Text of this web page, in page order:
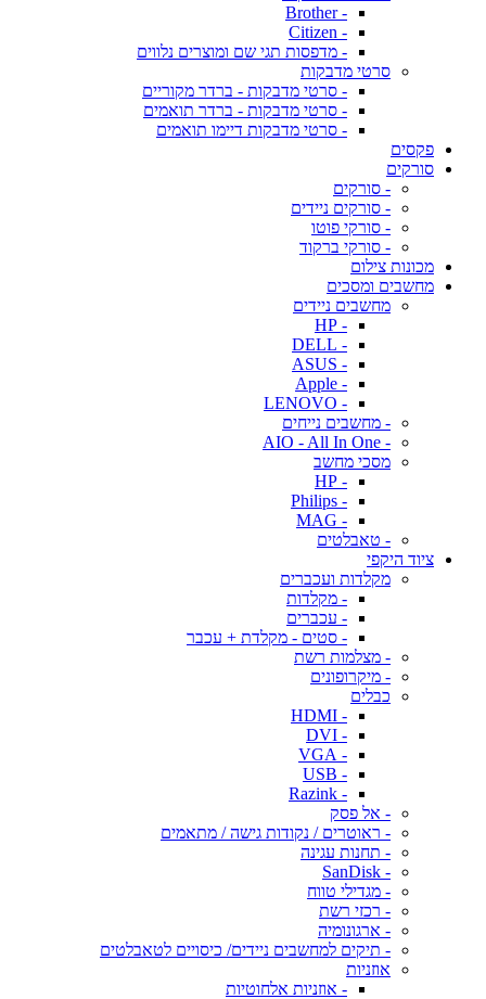
- Brother
- Citizen
- מדפסות תגי שם ומוצרים נלווים
סרטי מדבקות
- סרטי מדבקות - ברדר מקוריים
- סרטי מדבקות - ברדר תואמים
- סרטי מדבקות דיימו תואמים
פקסים
סורקים
- סורקים
- סורקים ניידים
- סורקי פוטו
- סורקי ברקוד
מכונות צילום
מחשבים ומסכים
מחשבים ניידים
- HP
- DELL
- ASUS
- Apple
- LENOVO
- מחשבים נייחים
- AIO - All In One
מסכי מחשב
- HP
- Philips
- MAG
- טאבלטים
ציוד היקפי
מקלדות ועכברים
- מקלדות
- עכברים
- סטים - מקלדת + עכבר
- מצלמות רשת
- מיקרופונים
כבלים
- HDMI
- DVI
- VGA
- USB
- Razink
- אל פסק
- ראוטרים / נקודות גישה / מתאמים
- תחנות עגינה
- SanDisk
- מגדילי טווח
- רכזי רשת
- ארגונומיה
- תיקים למחשבים ניידים/ כיסויים לטאבלטים
אוזניות
- אוזניות אלחוטיות